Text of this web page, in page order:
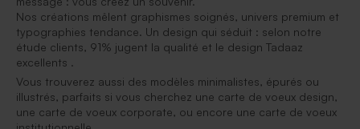
Nos créations mêlent graphismes soignés, univers premium et
typographies tendance. Un design qui séduit : selon notre
étude clients, 91% jugent la qualité et le design Tadaaz
excellents .
Vous trouverez aussi des modèles minimalistes, épurés ou
illustrés, parfaits si vous cherchez une carte de voeux design,
une carte de voeux corporate, ou encore une carte de voeux